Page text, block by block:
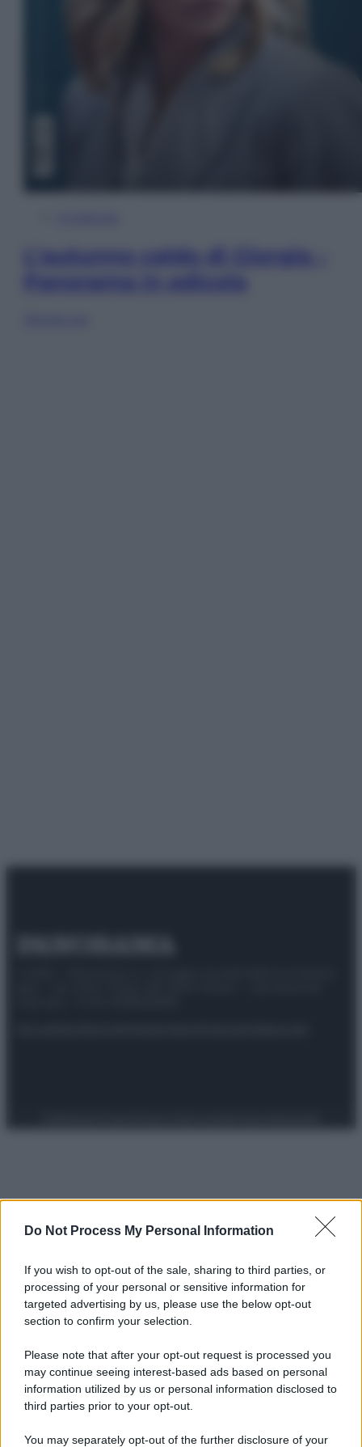
Do Not Process My Personal Information
If you wish to opt-out of the sale, sharing to third parties, or
processing of your personal or sensitive information for
targeted advertising by us, please use the below opt-out
section to confirm your selection.
Please note that after your opt-out request is processed you
may continue seeing interest-based ads based on personal
information utilized by us or personal information disclosed to
third parties prior to your opt-out.
You may separately opt-out of the further disclosure of your
L’autunno caldo di Giorgia –